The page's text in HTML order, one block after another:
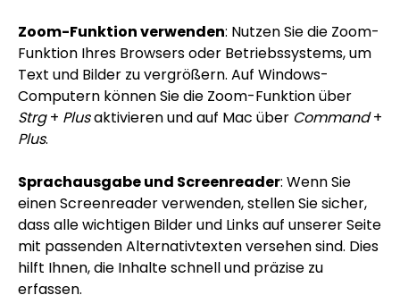
Zoom-Funktion verwenden: Nutzen Sie die Zoom-
Funktion Ihres Browsers oder Betriebssystems, um
Text und Bilder zu vergrößern. Auf Windows-
Computern können Sie die Zoom-Funktion über
Strg+ Plusaktivieren und auf Mac über Command+
Plus.
Sprachausgabe und Screenreader: Wenn Sie
einen Screenreader verwenden, stellen Sie sicher,
dass alle wichtigen Bilder und Links auf unserer Seite
mit passenden Alternativtexten versehen sind. Dies
hilft Ihnen, die Inhalte schnell und präzise zu
erfassen.